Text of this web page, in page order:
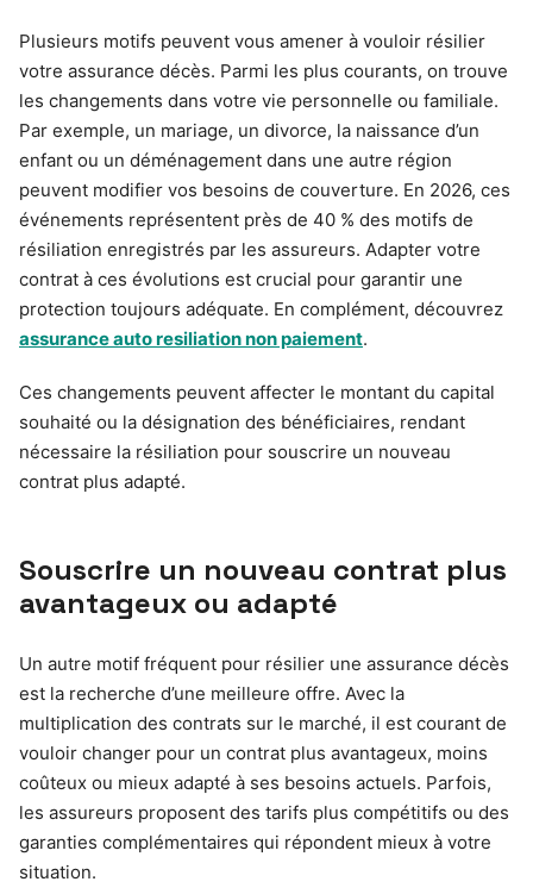
Plusieurs motifs peuvent vous amener à vouloir résilier
votre assurance décès. Parmi les plus courants, on trouve
les changements dans votre vie personnelle ou familiale.
Par exemple, un mariage, un divorce, la naissance d’un
enfant ou un déménagement dans une autre région
peuvent modifier vos besoins de couverture. En 2026, ces
événements représentent près de 40 % des motifs de
résiliation enregistrés par les assureurs. Adapter votre
contrat à ces évolutions est crucial pour garantir une
protection toujours adéquate. En complément, découvrez
assurance auto resiliation non paiement.
Ces changements peuvent affecter le montant du capital
souhaité ou la désignation des bénéficiaires, rendant
nécessaire la résiliation pour souscrire un nouveau
contrat plus adapté.
Souscrire un nouveau contrat plus
avantageux ou adapté
Un autre motif fréquent pour résilier une assurance décès
est la recherche d’une meilleure offre. Avec la
multiplication des contrats sur le marché, il est courant de
vouloir changer pour un contrat plus avantageux, moins
coûteux ou mieux adapté à ses besoins actuels. Parfois,
les assureurs proposent des tarifs plus compétitifs ou des
garanties complémentaires qui répondent mieux à votre
situation.